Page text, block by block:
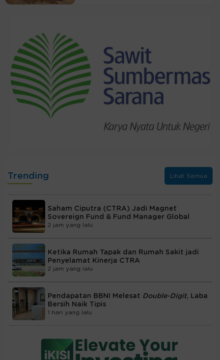
Trending Lihat Semua
Saham Ciputra (CTRA) Jadi Magnet
Sovereign Fund & Fund Manager Global
2 jam yang lalu
Ketika Rumah Tapak dan Rumah Sakit jadi
Penyelamat Kinerja CTRA
2 jam yang lalu
Pendapatan BBNI Melesat Double-Digit, Laba
Bersih Naik Tipis
1 hari yang lalu